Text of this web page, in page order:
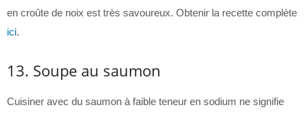
en croûte de noix est très savoureux. Obtenir la recette complète
ici.
13. Soupe au saumon
Cuisiner avec du saumon à faible teneur en sodium ne signifie